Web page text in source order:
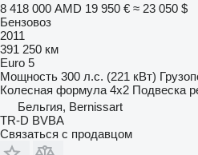
8 418 000 AMD 19 950 € ≈ 23 050 $
Бензовоз
2011
391 250 км
Euro 5
Мощность 300 л.с. (221 кВт)
Колесная формула 4x2 Подвеска
Бельгия, Bernissart
TR-D BVBA
Связаться с продавцом